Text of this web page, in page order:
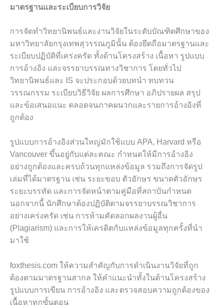
มาตรฐานและระเบียบการวิจัย
การจัดทำวิทยานิพนธ์และงานวิจัยในระดับบัณฑิตศึกษาของ
มหาวิทยาลัยกรุงเทพสุวรรณภูมินั้น ต้องยึดถือมาตรฐานและ
ระเบียบปฏิบัติที่เคร่งครัด ทั้งด้านโครงสร้าง เนื้อหา รูปแบบ
การอ้างอิง และจรรยาบรรณทางวิชาการ โดยทั่วไป
วิทยานิพนธ์และ IS จะประกอบด้วยบทนำ ทบทวน
วรรณกรรม ระเบียบวิธีวิจัย ผลการศึกษา อภิปรายผล สรุป
และข้อเสนอแนะ ตลอดจนภาคผนวกและรายการอ้างอิงที่
ถูกต้อง
รูปแบบการอ้างอิงส่วนใหญ่มักใช้แบบ APA, Harvard หรือ
Vancouver ขึ้นอยู่กับแต่ละคณะ กำหนดให้มีการอ้างอิง
อย่างถูกต้องและครบถ้วนทุกแหล่งข้อมูล รวมถึงการจัดรูป
เล่มที่ได้มาตรฐาน เช่น ระยะขอบ ตัวอักษร ขนาดตัวอักษร
ระยะบรรทัด และการจัดหน้าตามคู่มือที่สถาบันกำหนด
นอกจากนี้ นักศึกษาต้องปฏิบัติตามจรรยาบรรณวิชาการ
อย่างเคร่งครัด เช่น การห้ามคัดลอกผลงานผู้อื่น
(Plagiarism) และการให้เครดิตกับแหล่งข้อมูลทุกครั้งที่นำ
มาใช้
foxthesis.com ให้ความสำคัญกับการดำเนินงานวิจัยที่ถูก
ต้องตามมาตรฐานสากล ให้คำแนะนำทั้งในด้านโครงสร้าง
รูปแบบการเขียน การอ้างอิง และตรวจสอบความถูกต้องของ
เนื้อหาทุกขั้นตอน